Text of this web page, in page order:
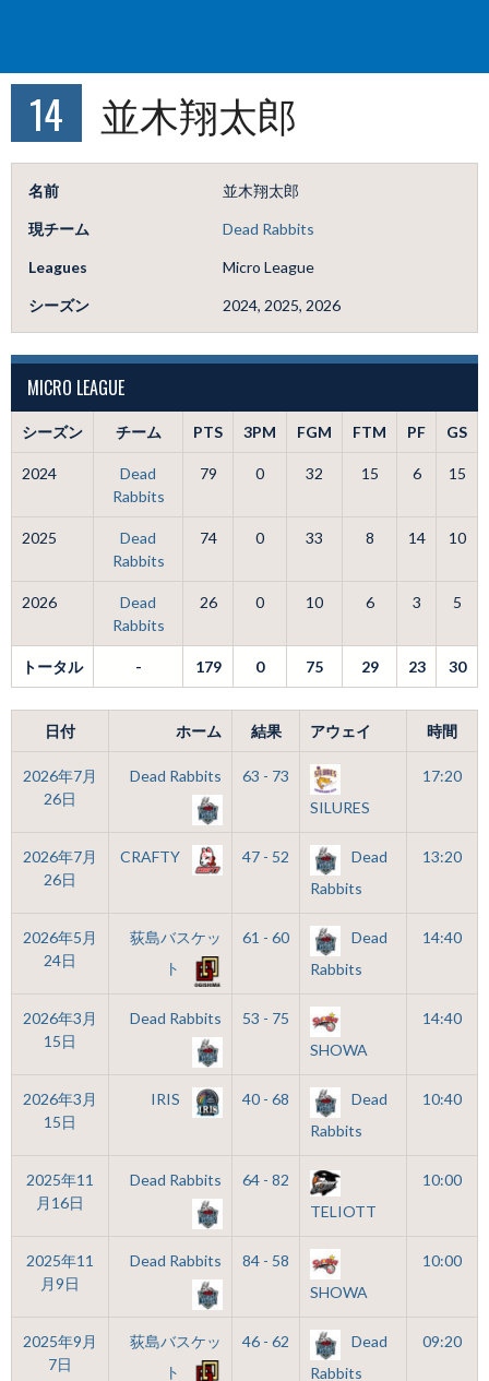
14 並木翔太郎
名前 並木翔太郎
現チーム Dead Rabbits
Leagues Micro League
シーズン 2024, 2025, 2026
MICRO LEAGUE
シーズン チーム PTS 3PM FGM FTM PF GS
2024
Dead
Rabbits
79 0 32 15 6 15
2025
Dead
Rabbits
74 0 33 8 14 10
2026
Dead
Rabbits
26 0 10 6 3 5
トータル - 179 0 75 29 23 30
日付 ホーム 結果 アウェイ 時間
2026年7月
26日
Dead Rabbits
63 - 73
SILURES
17:20
2026年7月
26日
CRAFTY 47 - 52
Dead
Rabbits
13:20
2026年5月
24日
荻島バスケッ
ト
61 - 60
Dead
Rabbits
14:40
2026年3月
15日
Dead Rabbits
53 - 75
SHOWA
14:40
2026年3月
15日
IRIS 40 - 68
Dead
Rabbits
10:40
2025年11
月16日
Dead Rabbits
64 - 82
TELIOTT
10:00
2025年11
月9日
Dead Rabbits
84 - 58
SHOWA
10:00
2025年9月
7日
荻島バスケッ
ト
46 - 62
Dead
Rabbits
09:20